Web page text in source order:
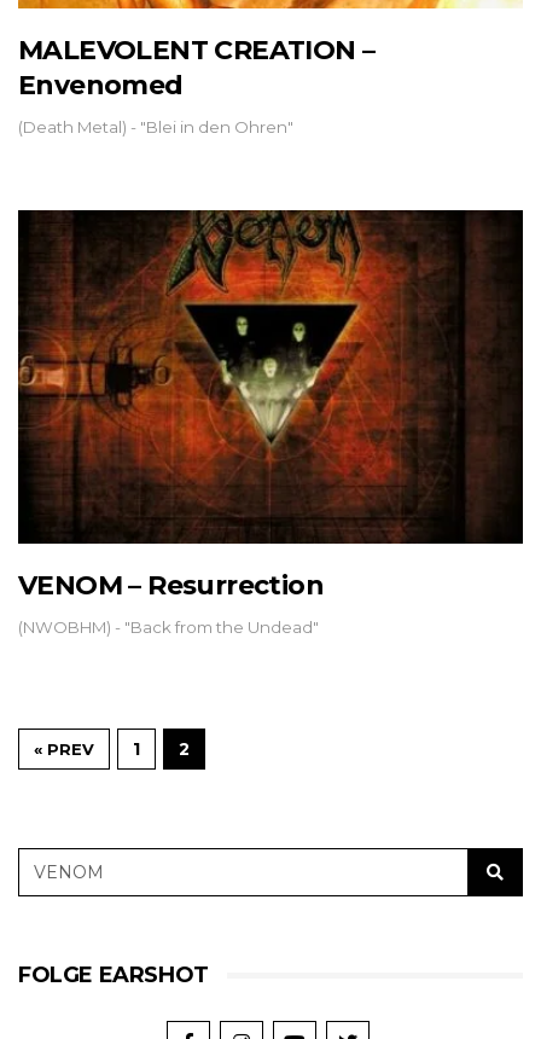
MALEVOLENT CREATION –
Envenomed
(Death Metal) - "Blei in den Ohren"
VENOM – Resurrection
(NWOBHM) - "Back from the Undead"
« PREV 1 2
FOLGE EARSHOT